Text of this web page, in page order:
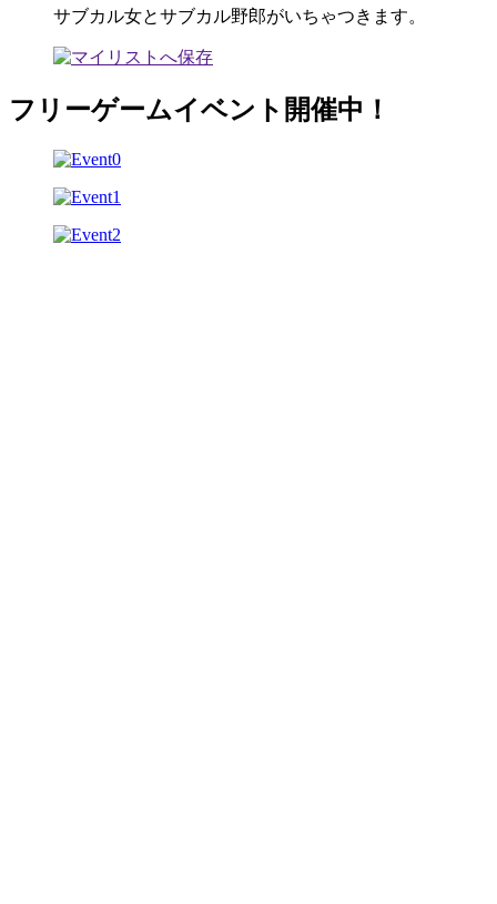
サブカル女とサブカル野郎がいちゃつきます。
フリーゲームイベント開催中！